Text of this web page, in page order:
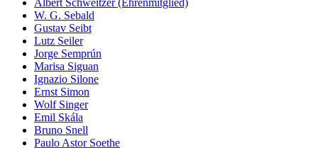
W. G. Sebald
Gustav Seibt
Lutz Seiler
Jorge Semprún
Marisa Siguan
Ignazio Silone
Ernst Simon
Wolf Singer
Emil Skála
Bruno Snell
Paulo Astor Soethe